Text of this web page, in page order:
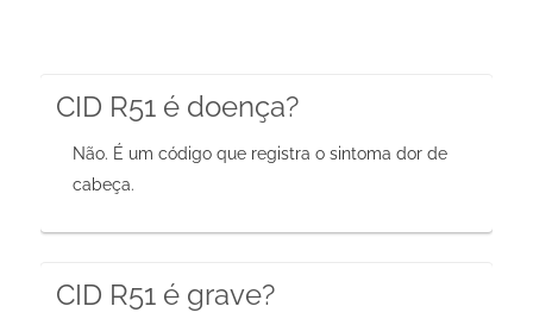
CID R51 é doença?
Não. É um código que registra o sintoma dor de
cabeça.
CID R51 é grave?